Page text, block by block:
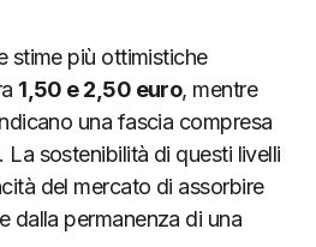
stime più ottimistiche
1,50 e 2,50 euro, mentre
una fascia compresa
. La sostenibilità di questi livelli
del mercato di assorbire
dalla permanenza di una